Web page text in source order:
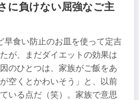
に負けない屈強なご主
早食い防止のお皿を使って定吉
が、まだダイエットの効果は
のひとつは、家族がご飯をあ
空くとかわいそう」と、以前
いる点だ（笑）。家族で意思